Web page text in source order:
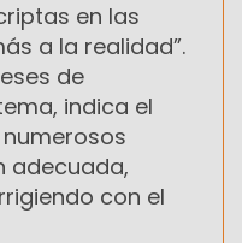
en las
a la realidad”.
de
indica el
adecuada,
con el